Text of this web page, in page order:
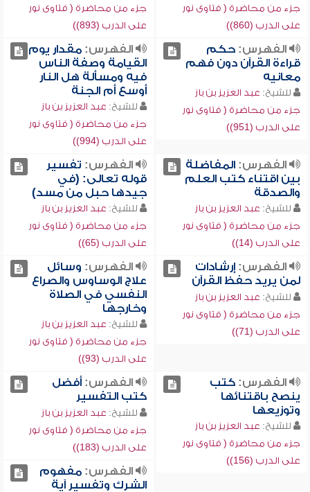
جزء من محاضرة ( فتاوى نور
على الدرب (860))
جزء من محاضرة ( فتاوى نور
على الدرب (893))
الفهرس:حكم
قراءة القرآن دون فهم
معانيه
للشيخ: عبد العزيز بن باز
جزء من محاضرة ( فتاوى نور
على الدرب (951))
الفهرس:مقدار يوم
القيامة وصفة الناس
فيه ومسألة هل النار
أوسع أم الجنة
للشيخ: عبد العزيز بن باز
جزء من محاضرة ( فتاوى نور
على الدرب (994))
الفهرس:المفاضلة
بين اقتناء كتب العلم
والصدقة
للشيخ: عبد العزيز بن باز
جزء من محاضرة ( فتاوى نور
على الدرب (14))
الفهرس: تفسير
قوله تعالى: (في
جيدها حبل من مسد)
للشيخ: عبد العزيز بن باز
جزء من محاضرة ( فتاوى نور
على الدرب (65))
الفهرس:إرشادات
لمن يريد حفظ القرآن
للشيخ: عبد العزيز بن باز
جزء من محاضرة ( فتاوى نور
على الدرب (71))
الفهرس: وسائل
علاج الوساوس والصراع
النفسي في الصلاة
وخارجها
للشيخ: عبد العزيز بن باز
جزء من محاضرة ( فتاوى نور
على الدرب (93))
الفهرس:كتب
ينصح باقتنائها
وتوزيعها
للشيخ: عبد العزيز بن باز
جزء من محاضرة ( فتاوى نور
على الدرب (156))
الفهرس:أفضل
كتب التفسير
للشيخ: عبد العزيز بن باز
جزء من محاضرة ( فتاوى نور
على الدرب (183))
الفهرس:مفهوم
الشرك وتفسير آية